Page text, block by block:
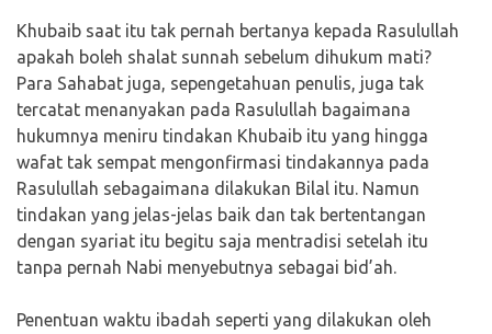
Khubaib saat itu tak pernah bertanya kepada Rasulullah
apakah boleh shalat sunnah sebelum dihukum mati?
Para Sahabat juga, sepengetahuan penulis, juga tak
tercatat menanyakan pada Rasulullah bagaimana
hukumnya meniru tindakan Khubaib itu yang hingga
wafat tak sempat mengonfirmasi tindakannya pada
Rasulullah sebagaimana dilakukan Bilal itu. Namun
tindakan yang jelas-jelas baik dan tak bertentangan
dengan syariat itu begitu saja mentradisi setelah itu
tanpa pernah Nabi menyebutnya sebagai bid’ah.
Penentuan waktu ibadah seperti yang dilakukan oleh